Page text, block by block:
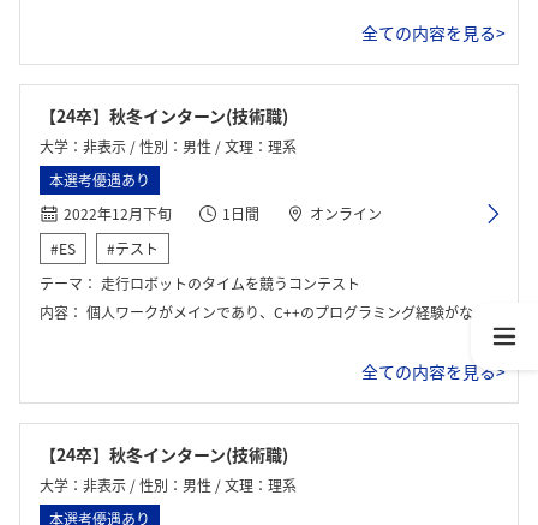
全ての内容を見る>
【24卒】秋冬インターン(技術職)
大学：非表示 / 性別：男性 / 文理：理系
本選考優遇あり
2022年12月下旬
1日間
オンライン
#ES
#テスト
テーマ： 走行ロボットのタイムを競うコンテスト
内容： 個人ワークがメインであり、C++のプログラミング経験がないと難しいと思います。
全ての内容を見る>
【24卒】秋冬インターン(技術職)
大学：非表示 / 性別：男性 / 文理：理系
本選考優遇あり